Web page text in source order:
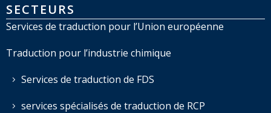
SECTEURS
Services de traduction pour l’Union européenne
Traduction pour l’industrie chimique
Services de traduction de FDS
services spécialisés de traduction de RCP